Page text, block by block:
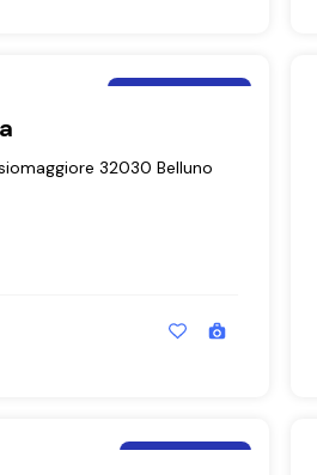
Porzione di casa
32030 Belluno
Appartamento